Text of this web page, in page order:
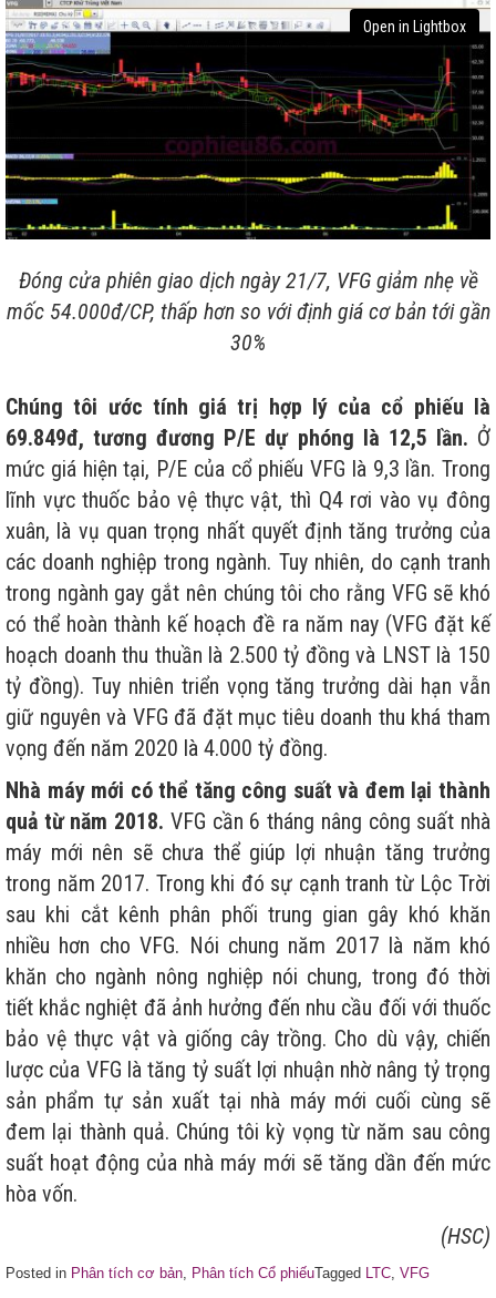
Open in Lightbox
Đóng cửa phiên giao dịch ngày 21/7, VFG giảm nhẹ về
mốc 54.000đ/CP, thấp hơn so với định giá cơ bản tới gần
30%
Chúng tôi ước tính giá trị hợp lý của cổ phiếu là
69.849đ, tương đương P/E dự phóng là 12,5 lần. Ở
mức giá hiện tại, P/E của cổ phiếu VFG là 9,3 lần. Trong
lĩnh vực thuốc bảo vệ thực vật, thì Q4 rơi vào vụ đông
xuân, là vụ quan trọng nhất quyết định tăng trưởng của
các doanh nghiệp trong ngành. Tuy nhiên, do cạnh tranh
trong ngành gay gắt nên chúng tôi cho rằng VFG sẽ khó
có thể hoàn thành kế hoạch đề ra năm nay (VFG đặt kế
hoạch doanh thu thuần là 2.500 tỷ đồng và LNST là 150
tỷ đồng). Tuy nhiên triển vọng tăng trưởng dài hạn vẫn
giữ nguyên và VFG đã đặt mục tiêu doanh thu khá tham
vọng đến năm 2020 là 4.000 tỷ đồng.
Nhà máy mới có thể tăng công suất và đem lại thành
quả từ năm 2018. VFG cần 6 tháng nâng công suất nhà
máy mới nên sẽ chưa thể giúp lợi nhuận tăng trưởng
trong năm 2017. Trong khi đó sự cạnh tranh từ Lộc Trời
sau khi cắt kênh phân phối trung gian gây khó khăn
nhiều hơn cho VFG. Nói chung năm 2017 là năm khó
khăn cho ngành nông nghiệp nói chung, trong đó thời
tiết khắc nghiệt đã ảnh hưởng đến nhu cầu đối với thuốc
bảo vệ thực vật và giống cây trồng. Cho dù vậy, chiến
lược của VFG là tăng tỷ suất lợi nhuận nhờ nâng tỷ trọng
sản phẩm tự sản xuất tại nhà máy mới cuối cùng sẽ
đem lại thành quả. Chúng tôi kỳ vọng từ năm sau công
suất hoạt động của nhà máy mới sẽ tăng dần đến mức
hòa vốn.
(HSC)
Posted in Phân tích cơ bản, Phân tích Cổ phiếuTagged LTC, VFG